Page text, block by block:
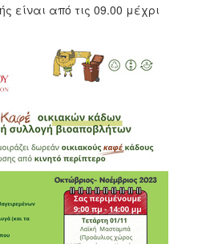
είναι από τις 09.00 μέχρι